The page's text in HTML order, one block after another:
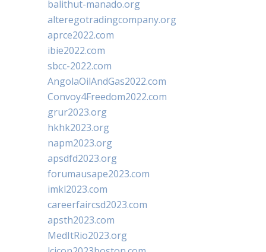
balithut-manado.org
alteregotradingcompany.org
aprce2022.com
ibie2022.com
sbcc-2022.com
AngolaOilAndGas2022.com
Convoy4Freedom2022.com
grur2023.org
hkhk2023.org
napm2023.org
apsdfd2023.org
forumausape2023.com
imkl2023.com
careerfaircsd2023.com
apsth2023.com
MedItRio2023.org